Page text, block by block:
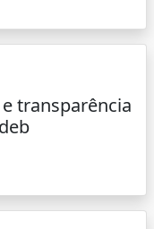
transparência